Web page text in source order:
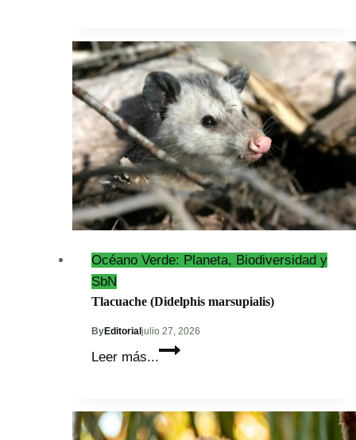
de
Yucatán
(Brachypelma
epicureanum)
Océano Verde: Planeta, Biodiversidad y
SbN
Tlacuache (Didelphis marsupialis)
ByEditorial julio 27, 2026
Leer más...
Tlacuache